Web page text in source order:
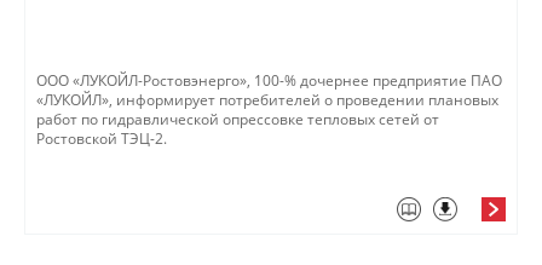
ООО «ЛУКОЙЛ-Ростовэнерго», 100-% дочернее предприятие ПАО
«ЛУКОЙЛ», информирует потребителей о проведении плановых
работ по гидравлической опрессовке тепловых сетей от
Ростовской ТЭЦ-2. ​